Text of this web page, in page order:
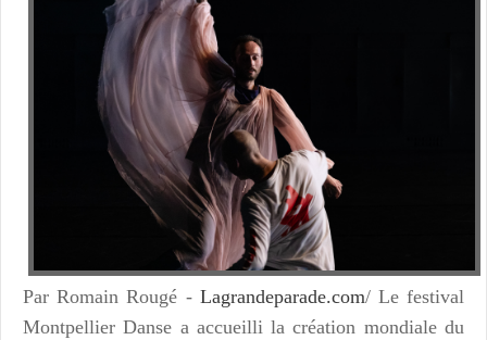
Par Romain Rougé -Lagrandeparade.com/ Le festival
Montpellier Danse a accueilli la création mondiale du